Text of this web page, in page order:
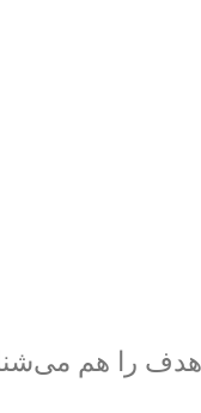
هدف را هم